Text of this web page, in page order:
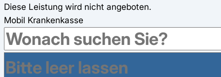
Diese Leistung wird nicht angeboten.
Mobil Krankenkasse
Erstattung 1/12 der Beiträge (AN u. AG)(max. 600€)
Online-Fitness-Kurse
BKK24
verschiedene Online-Präventionskurse (100%)